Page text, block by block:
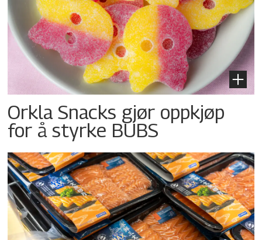
Orkla Snacks gjør oppkjøp
for å styrke BUBS